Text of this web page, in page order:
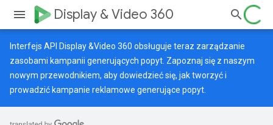
Display & Video 360
Interfejs API Display &Video 360 obsługuje teraz zarządzanie
zasobami kampanii generujących popyt. Zapoznaj się z naszym
nowym przewodnikiem, aby dowiedzieć się, jak tworzyć i
prowadzić kampanie reklamowe generujące popyt.